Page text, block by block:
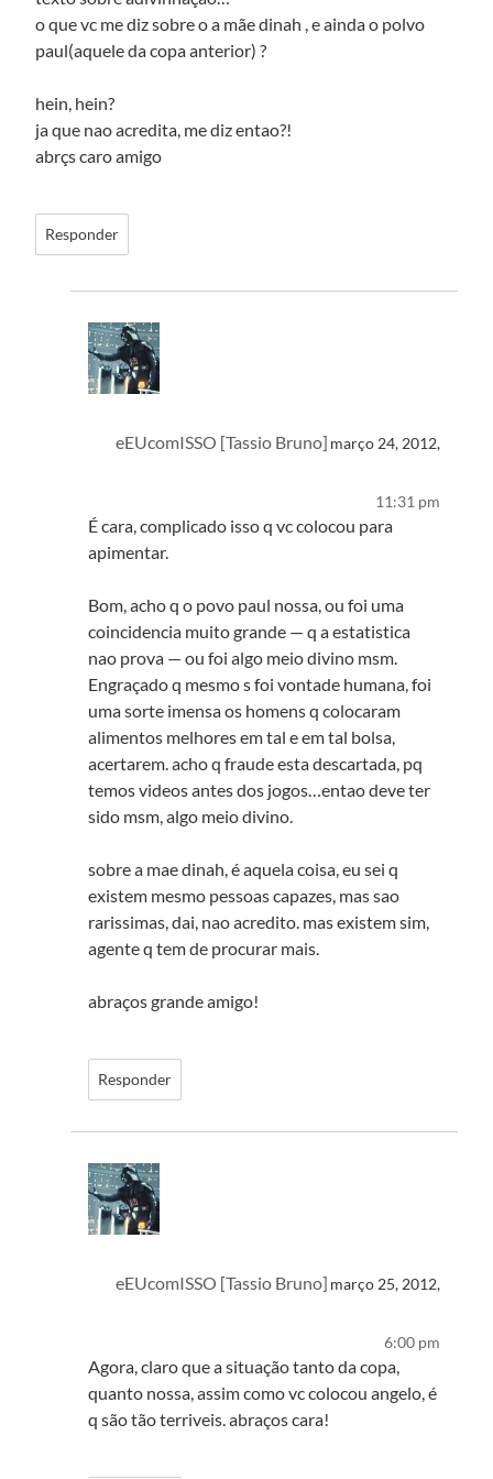
o que vc me diz sobre o a mãe dinah , e ainda o polvo
paul(aquele da copa anterior) ?
hein, hein?
ja que nao acredita, me diz entao?!
abrçs caro amigo
Responder
eEUcomISSO [Tassio Bruno] março 24, 2012,
11:31 pm
É cara, complicado isso q vc colocou para
apimentar.
Bom, acho q o povo paul nossa, ou foi uma
coincidencia muito grande — q a estatistica
nao prova — ou foi algo meio divino msm.
Engraçado q mesmo s foi vontade humana, foi
uma sorte imensa os homens q colocaram
alimentos melhores em tal e em tal bolsa,
acertarem. acho q fraude esta descartada, pq
temos videos antes dos jogos…entao deve ter
sido msm, algo meio divino.
sobre a mae dinah, é aquela coisa, eu sei q
existem mesmo pessoas capazes, mas sao
rarissimas, dai, nao acredito. mas existem sim,
agente q tem de procurar mais.
abraços grande amigo!
Responder
eEUcomISSO [Tassio Bruno] março 25, 2012,
6:00 pm
Agora, claro que a situação tanto da copa,
quanto nossa, assim como vc colocou angelo, é
q são tão terriveis. abraços cara!